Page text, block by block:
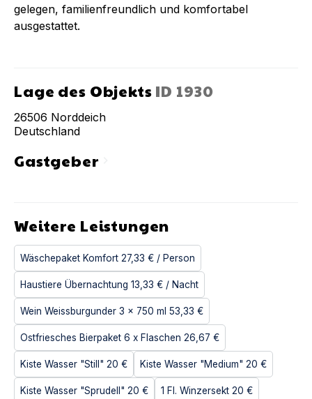
gelegen, familienfreundlich und komfortabel
ausgestattet.
Lage des Objekts ID 1930
26506 Norddeich
Deutschland
Gastgeberchevron_right
Weitere Leistungen
Wäschepaket Komfort 27,33 € / Person
Haustiere Übernachtung 13,33 € / Nacht
Wein Weissburgunder 3 x 750 ml 53,33 €
Ostfriesches Bierpaket 6 x Flaschen 26,67 €
Kiste Wasser "Still" 20 € Kiste Wasser "Medium" 20 €
Kiste Wasser "Sprudell" 20 € 1 Fl. Winzersekt 20 €